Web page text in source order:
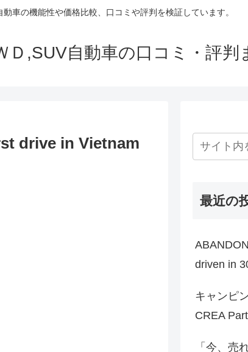
車の機能性や価格比較、口コミや評判を検証しています。
,SUV自動車の口コミ・評判
drive in Vietnam
最近の
driven in
キャンピ
CREA
「今、売